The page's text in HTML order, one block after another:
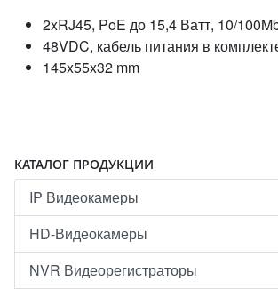
2xRJ45, PoE до 15,4 Ватт, 10/
48VDC, кабель питания в
145x55x32 mm
КАТАЛОГ ПРОДУКЦИИ
IP Видеокамеры
HD-Видеокамеры
NVR Видеорегистраторы